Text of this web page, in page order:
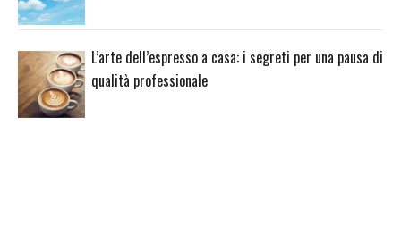
L’arte dell’espresso a casa: i segreti per una pausa di
qualità professionale